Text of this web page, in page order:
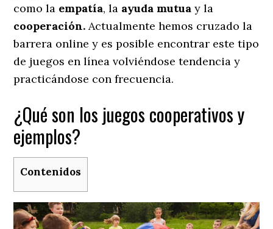
como la empatía, la ayuda mutua y la
cooperación. Actualmente hemos cruzado la
barrera online y es posible encontrar este tipo
de juegos en línea volviéndose tendencia y
practicándose con frecuencia.
¿Qué son los juegos cooperativos y
ejemplos?
Contenidos